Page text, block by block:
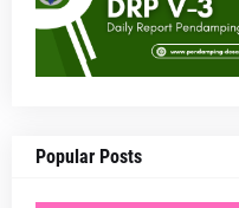
Popular Posts